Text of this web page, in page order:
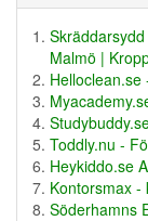
Malmö |
Helloclean.se
Toddly.nu -
Heykiddo.se
Kontorsmax -
Söderhamns